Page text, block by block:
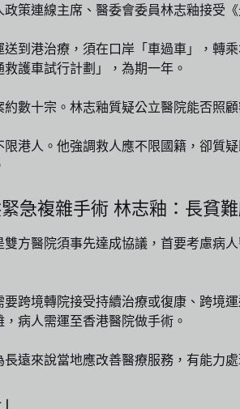
策連線主席、醫委會委員林志釉接受
到港治療，須在口岸「車過車」，轉
護車試行計劃」，為期一年。
數十宗。林志釉質疑公立醫院能否照
港人。他強調救人應不限國籍，卻質
急複雜手術 林志釉：長貧
方醫院須事先達成協議，首要考慮病
跨境轉院接受持續治療或復康、跨境
病人需運至香港醫院做手術。
遠來說當地應改善醫療服務，有能力